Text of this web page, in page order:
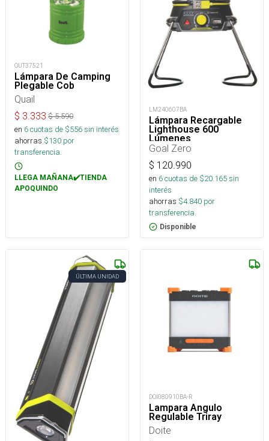
OUT37521
Lámpara De Camping
Plegable Cob
Quail
$ 3.333 $5.590
en 6cuotas de $556sin interés
ahorras $130 por
transferencia.
LLEGA MAÑANA✔️TIENDA
APOQUINDO
LM240607BA
Lámpara Recargable
Lighthouse 600
Lúmenes
Goal Zero
$ 120.990
en 6cuotas de $20.165sin
interés
ahorras $4.840 por
transferencia.
Disponible
ÚLTIMA UNIDAD
DOI080910BA-R
Lampara Angulo
Regulable Triray
Doite